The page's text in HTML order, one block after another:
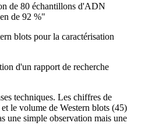
de 80 échantillons d'ADN
de 92 %"
blots pour la caractérisation
d'un rapport de recherche
techniques. Les chiffres de
le volume de Western blots (45)
une simple observation mais une